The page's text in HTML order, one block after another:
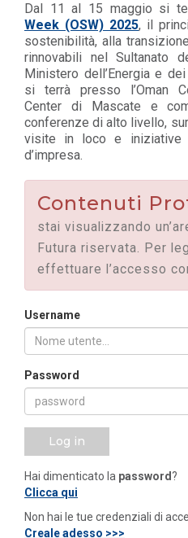
Dal 11 al 15 maggio si
Week (OSW) 2025, il
sostenibilità, alla
rinnovabili nel Sultanato
Ministero dell’Energia e
si terrà presso l’Oman
Center di Mascate e
conferenze di alto livello,
visite in loco e iniziative
d’impresa.
Contenuti
stai visualizzando
Futura riservata. Per
effettuare l’accesso
Username
Password
Log in
Hai dimenticato la password?
Clicca qui
Non hai le tue credenziali di
Creale adesso >>>